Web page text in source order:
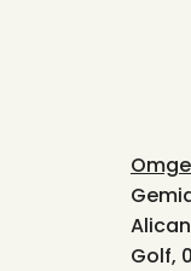
Golf,